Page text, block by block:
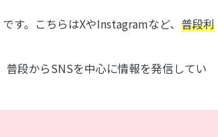
です。こちらはXやInstagramなど、 普段利
段からSNSを中心に情報を発信してい